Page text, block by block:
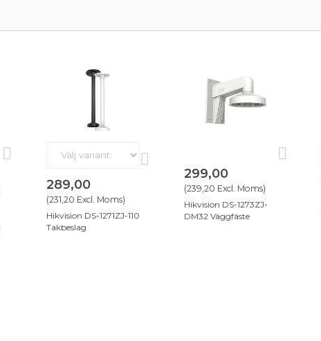
289,00
(231,20 Excl. Moms)
Hikvision DS-1271ZJ-110
Takbeslag
299,00
(239,20 Excl. Moms)
Hikvision DS-1273ZJ-
DM32 Väggfäste